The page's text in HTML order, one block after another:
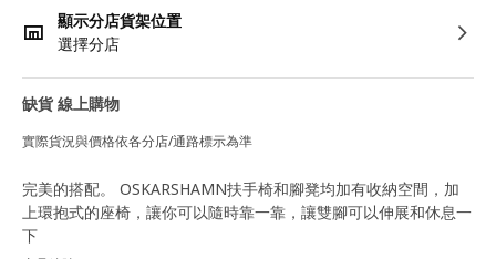
顯示分店貨架位置
選擇分店
缺貨 線上購物
實際貨況與價格依各分店/通路標示為準
完美的搭配。 OSKARSHAMN扶手椅和腳凳均加有收納空間，加
上環抱式的座椅，讓你可以隨時靠一靠，讓雙腳可以伸展和休息一
下